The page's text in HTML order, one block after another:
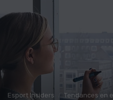
Esport Insiders Tendances en